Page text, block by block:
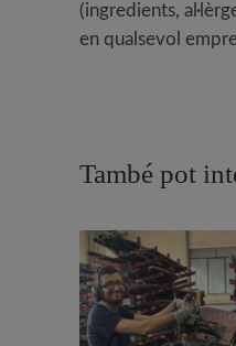
(ingredients,
en qualsevol
També pot